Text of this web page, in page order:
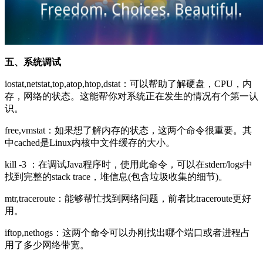
五、系统调试
iostat,netstat,top,atop,htop,dstat：可以帮助了解硬盘，CPU，内
存，网络的状态。这能帮你对系统正在发生的情况有个第一认
识。
free,vmstat：如果想了解内存的状态，这两个命令很重要。其
中cached是Linux内核中文件缓存的大小。
kill -3
：在调试Java程序时，使用此命令，可以在stderr/logs中
找到完整的stack trace，堆信息(包含垃圾收集的细节)。
mtr,traceroute：能够帮忙找到网络问题，前者比traceroute更好
用。
iftop,nethogs：这两个命令可以办刚找出哪个端口或者进程占
用了多少网络带宽。